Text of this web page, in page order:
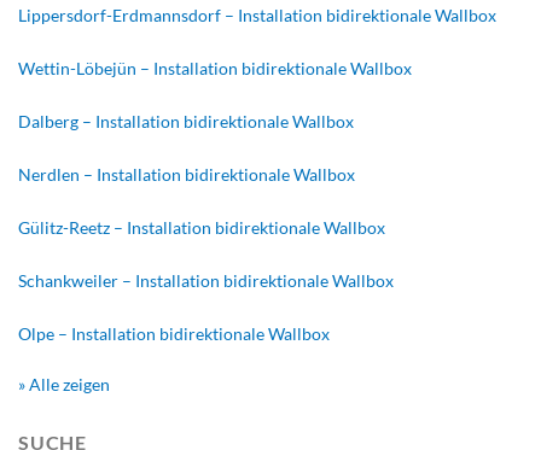
Lippersdorf-Erdmannsdorf – Installation bidirektionale Wallbox
Wettin-Löbejün – Installation bidirektionale Wallbox
Dalberg – Installation bidirektionale Wallbox
Nerdlen – Installation bidirektionale Wallbox
Gülitz-Reetz – Installation bidirektionale Wallbox
Schankweiler – Installation bidirektionale Wallbox
Olpe – Installation bidirektionale Wallbox
» Alle zeigen
SUCHE